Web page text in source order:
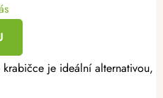
krabičce je ideální